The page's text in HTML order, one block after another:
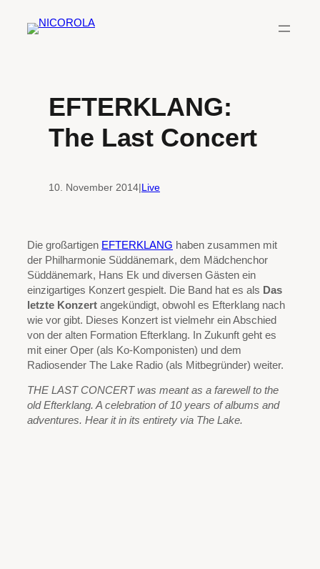
Inhalt
EFTERKLANG:
The Last Concert
10. November 2014|Live
Die großartigen EFTERKLANG haben zusammen mit
der Philharmonie Süddänemark, dem Mädchenchor
Süddänemark, Hans Ek und diversen Gästen ein
einzigartiges Konzert gespielt. Die Band hat es als Das
letzte Konzert angekündigt, obwohl es Efterklang nach
wie vor gibt. Dieses Konzert ist vielmehr ein Abschied
von der alten Formation Efterklang. In Zukunft geht es
mit einer Oper (als Ko-Komponisten) und dem
Radiosender The Lake Radio (als Mitbegründer) weiter.
THE LAST CONCERT was meant as a farewell to the
old Efterklang. A celebration of 10 years of albums and
adventures. Hear it in its entirety via The Lake.